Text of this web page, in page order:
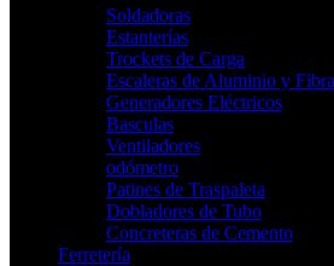
Soldadoras
Estanterías
Trockets de Carga
Escaleras de Aluminio y
Generadores Eléctricos
Basculas
Ventiladores
odómetro
Patines de Traspaleta
Dobladores de Tubo
Concreteras de Cemento
Ferretería